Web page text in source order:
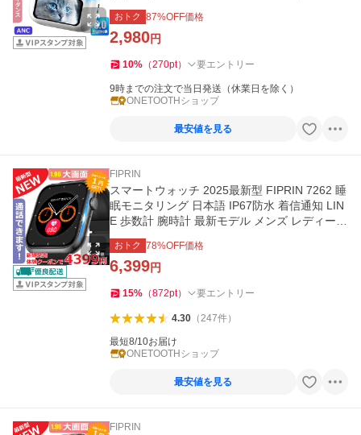
ゥース 最新型
おトク 87%OFF価格
2,980円
10% （270pt） 要エントリー
9時までの注文で当日発送（休業日を除く）
ONETOOTHショップ
最安値を見る
FIPRIN
スマートウォッチ 2025最新型 FIPRIN 7262 睡
眠モニタリング 日本語 IP67防水 着信通知 LIN
E 歩数計 腕時計 最新モデル メンズ レディース
iphone 16
おトク 78%OFF価格
6,399円
15% （872pt） 要エントリー
4.30（247件）
最短8/10お届け
ONETOOTHショップ
最安値を見る
FIPRIN